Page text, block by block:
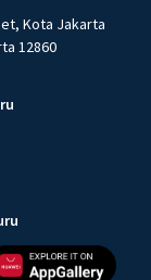
Kota Jakarta
12860